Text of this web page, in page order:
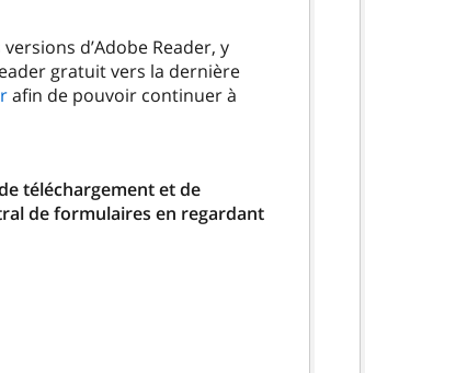
d’Adobe Reader, y
gratuit vers la dernière
afin de pouvoir continuer à
téléchargement et de
de formulaires en regardant